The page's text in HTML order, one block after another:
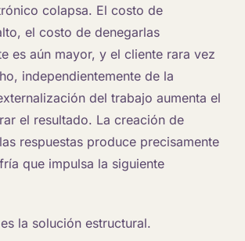
colapsa. El costo de
el costo de denegarlas
es aún mayor, y el cliente rara vez
independientemente de la
del trabajo aumenta el
el resultado. La creación de
respuestas produce precisamente
que impulsa la siguiente
la solución estructural.